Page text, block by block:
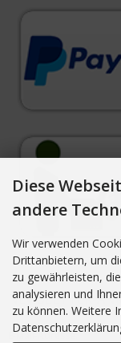
NEWSLETTER-
E-Mail-Adresse:
Diese
andere
Wir verwenden
Drittanbietern, um
zu gewährleisten,
analysieren und
zu können. Weitere